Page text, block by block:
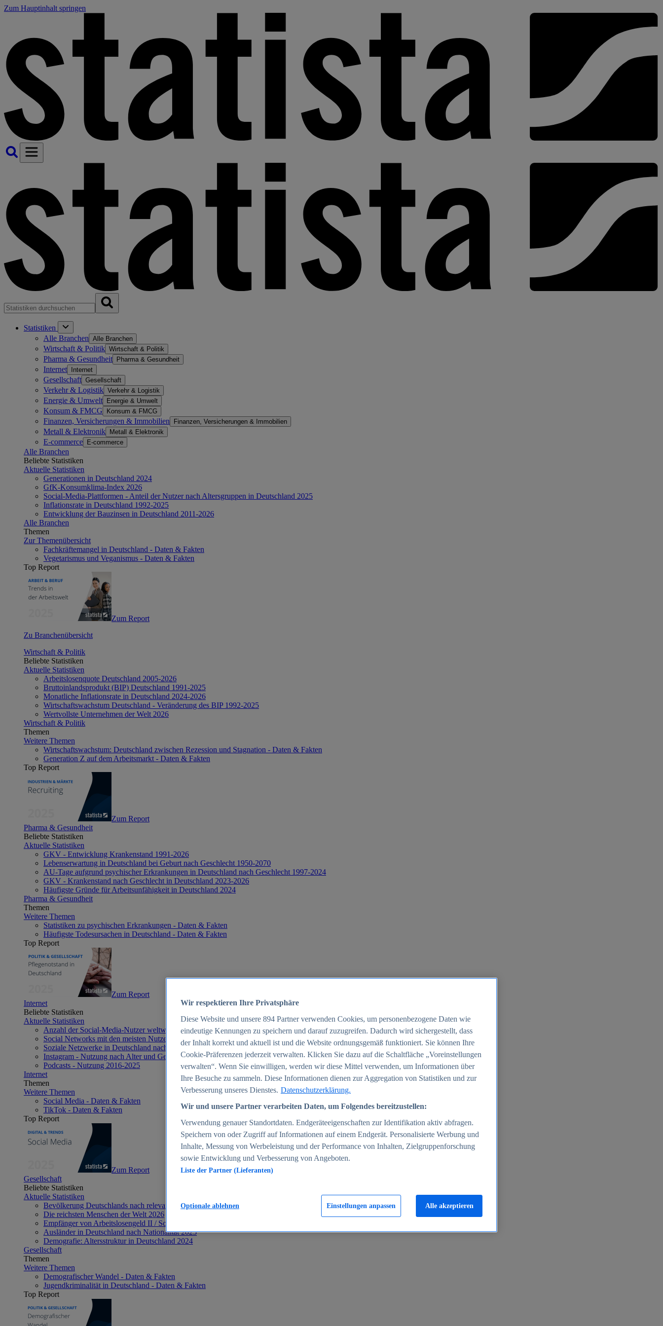
Zum Hauptinhalt springen
Statistiken
Alle Branchen Alle Branchen
Wirtschaft & Politik Wirtschaft & Politik
Pharma & Gesundheit Pharma & Gesundheit
Internet Internet
Gesellschaft Gesellschaft
Verkehr & Logistik Verkehr & Logistik
Energie & Umwelt Energie & Umwelt
Konsum & FMCG Konsum & FMCG
Finanzen, Versicherungen & Immobilien Finanzen, Versicherungen & Immobilien
Metall & Elektronik Metall & Elektronik
E-commerce E-commerce
Alle Branchen
Beliebte Statistiken
Aktuelle Statistiken
Generationen in Deutschland 2024
GfK-Konsumklima-Index 2026
Social-Media-Plattformen - Anteil der Nutzer nach Altersgruppen in Deutschland 2025
Inflationsrate in Deutschland 1992-2025
Entwicklung der Bauzinsen in Deutschland 2011-2026
Alle Branchen
Themen
Zur Themenübersicht
Fachkräftemangel in Deutschland - Daten & Fakten
Vegetarismus und Veganismus - Daten & Fakten
Top Report
Zum Report
Zu Branchenübersicht
Wirtschaft & Politik
Beliebte Statistiken
Aktuelle Statistiken
Arbeitslosenquote Deutschland 2005-2026
Bruttoinlandsprodukt (BIP) Deutschland 1991-2025
Monatliche Inflationsrate in Deutschland 2024-2026
Wirtschaftswachstum Deutschland - Veränderung des BIP 1992-2025
Wertvollste Unternehmen der Welt 2026
Wirtschaft & Politik
Themen
Weitere Themen
Wirtschaftswachstum: Deutschland zwischen Rezession und Stagnation - Daten & Fakten
Generation Z auf dem Arbeitsmarkt - Daten & Fakten
Top Report
Zum Report
Pharma & Gesundheit
Beliebte Statistiken
Aktuelle Statistiken
GKV - Entwicklung Krankenstand 1991-2026
Lebenserwartung in Deutschland bei Geburt nach Geschlecht 1950-2070
AU-Tage aufgrund psychischer Erkrankungen in Deutschland nach Geschlecht 1997-2024
GKV - Krankenstand nach Geschlecht in Deutschland 2023-2026
Häufigste Gründe für Arbeitsunfähigkeit in Deutschland 2024
Pharma & Gesundheit
Themen
Weitere Themen
Statistiken zu psychischen Erkrankungen - Daten & Fakten
Häufigste Todesursachen in Deutschland - Daten & Fakten
Top Report
Zum Report
Internet
Beliebte Statistiken
Aktuelle Statistiken
Anzahl der Social-Media-Nutzer weltweit 2012-2025
Social Networks mit den meisten Nutzern weltweit 2025
Soziale Netzwerke in Deutschland nach Generationen 2025
Instagram - Nutzung nach Alter und Geschlecht in Deutschland 2025
Podcasts - Nutzung 2016-2025
Internet
Themen
Weitere Themen
Social Media - Daten & Fakten
TikTok - Daten & Fakten
Top Report
Zum Report
Gesellschaft
Beliebte Statistiken
Aktuelle Statistiken
Bevölkerung Deutschlands nach relevanten Altersgruppen 2024
Die reichsten Menschen der Welt 2026
Empfänger von Arbeitslosengeld II / Sozialgeld / Bürgergeld in Deutschland 2005-2025
Ausländer in Deutschland nach Nationalität 2025
Demografie: Altersstruktur in Deutschland 2024
Gesellschaft
Themen
Weitere Themen
Demografischer Wandel - Daten & Fakten
Jugendkriminalität in Deutschland - Daten & Fakten
Top Report
Wir respektieren Ihre Privatsphäre
Diese Website und unsere 894 Partner verwenden Cookies, um personenbezogene Daten wie
eindeutige Kennungen zu speichern und darauf zuzugreifen. Dadurch wird sichergestellt, dass
der Inhalt korrekt und aktuell ist und die Website ordnungsgemäß funktioniert. Sie können Ihre
Cookie-Präferenzen jederzeit verwalten. Klicken Sie dazu auf die Schaltfläche „Voreinstellungen
verwalten“. Wenn Sie einwilligen, werden wir diese Mittel verwenden, um Informationen über
Ihre Besuche zu sammeln. Diese Informationen dienen zur Aggregation von Statistiken und zur
Verbesserung unseres Dienstes. Datenschutzerklärung.
Wir und unsere Partner verarbeiten Daten, um Folgendes bereitzustellen:
Verwendung genauer Standortdaten. Endgeräteeigenschaften zur Identifikation aktiv abfragen.
Speichern von oder Zugriff auf Informationen auf einem Endgerät. Personalisierte Werbung und
Inhalte, Messung von Werbeleistung und der Performance von Inhalten, Zielgruppenforschung
sowie Entwicklung und Verbesserung von Angeboten.
Liste der Partner (Lieferanten)
Einstellungen anpassen
Optionale ablehnen Alle akzeptieren